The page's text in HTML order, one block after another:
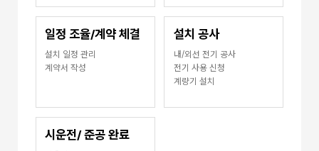
일정 조율/계약 체결
설치 일정 관리
계약서 작성
설치 공사
내/외선 전기 공사
전기 사용 신청
계량기 설치
시운전/ 준공 완료